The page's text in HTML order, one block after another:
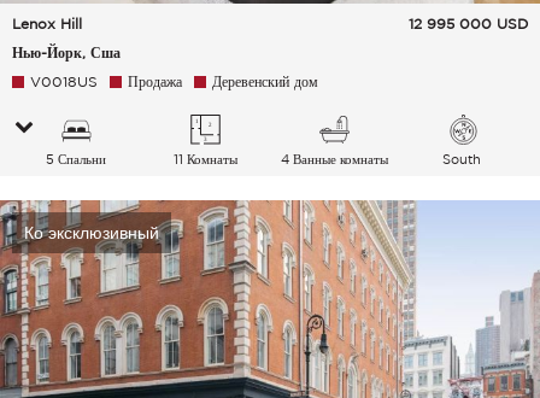
Lenox Hill
Нью-Йорк, Сша
12 995 000 USD
V0018US Продажа Деревенский дом
5 Спальни 11 Комнаты 4 Ванные комнаты South
Ко эксклюзивный